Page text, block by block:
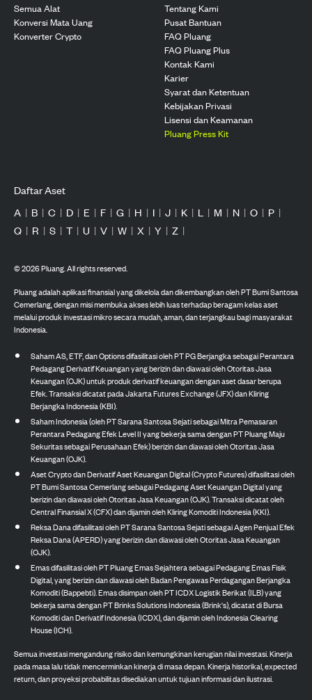
Semua Alat
Konversi Mata Uang
Konverter Crypto
Tentang Kami
Pusat Bantuan
FAQ Pluang
FAQ Pluang Plus
Kontak Kami
Karier
Syarat dan Ketentuan
Kebijakan Privasi
Lisensi dan Keamanan
Pluang Press Kit
Daftar Aset
A | B | C | D | E | F | G | H | I | J | K | L | M | N | O | P |
Q | R | S | T | U | V | W | X | Y | Z |
©2026Pluang. All rights reserved.
Pluang adalah aplikasi finansial yang dikelola dan dikembangkan oleh PT Bumi Santosa
Cemerlang, dengan misi membuka akses lebih luas terhadap beragam kelas aset
melalui produk investasi mikro secara mudah, aman, dan terjangkau bagi masyarakat
Indonesia.
Saham AS, ETF, dan Options difasilitasi oleh PT PG Berjangka sebagai Perantara
Pedagang Derivatif Keuangan yang berizin dan diawasi oleh Otoritas Jasa
Keuangan (OJK) untuk produk derivatif keuangan dengan aset dasar berupa
Efek. Transaksi dicatat pada Jakarta Futures Exchange (JFX) dan Kliring
Berjangka Indonesia (KBI).
Saham Indonesia (oleh PT Sarana Santosa Sejati sebagai Mitra Pemasaran
Perantara Pedagang Efek Level II yang bekerja sama dengan PT Pluang Maju
Sekuritas sebagai Perusahaan Efek) berizin dan diawasi oleh Otoritas Jasa
Keuangan (OJK).
Aset Crypto dan Derivatif Aset Keuangan Digital (Crypto Futures) difasilitasi oleh
PT Bumi Santosa Cemerlang sebagai Pedagang Aset Keuangan Digital yang
berizin dan diawasi oleh Otoritas Jasa Keuangan (OJK). Transaksi dicatat oleh
Central Finansial X (CFX) dan dijamin oleh Kliring Komoditi Indonesia (KKI).
Reksa Dana difasilitasi oleh PT Sarana Santosa Sejati sebagai Agen Penjual Efek
Reksa Dana (APERD) yang berizin dan diawasi oleh Otoritas Jasa Keuangan
(OJK).
Emas difasilitasi oleh PT Pluang Emas Sejahtera sebagai Pedagang Emas Fisik
Digital, yang berizin dan diawasi oleh Badan Pengawas Perdagangan Berjangka
Komoditi (Bappebti). Emas disimpan oleh PT ICDX Logistik Berikat (ILB) yang
bekerja sama dengan PT Brinks Solutions Indonesia (Brink's), dicatat di Bursa
Komoditi dan Derivatif Indonesia (ICDX), dan dijamin oleh Indonesia Clearing
House (ICH).
Semua investasi mengandung risiko dan kemungkinan kerugian nilai investasi. Kinerja
pada masa lalu tidak mencerminkan kinerja di masa depan. Kinerja historikal, expected
return, dan proyeksi probabilitas disediakan untuk tujuan informasi dan ilustrasi.